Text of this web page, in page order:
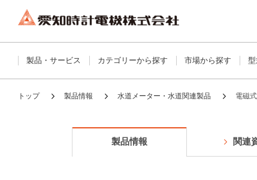
製品・サービス カテゴリーから探す 市場から探す
トップ 製品情報 水道メーター・水道関連製品 電磁
製品情報 関連